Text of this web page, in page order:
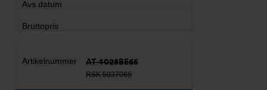
AT 4028BE65
RSK 5037066